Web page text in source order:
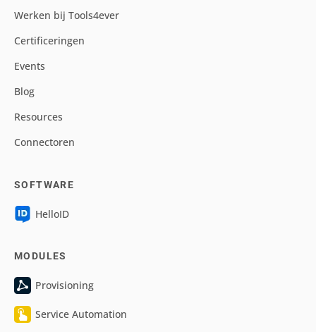
Werken bij Tools4ever
Certificeringen
Events
Blog
Resources
Connectoren
SOFTWARE
HelloID
MODULES
Provisioning
Service Automation